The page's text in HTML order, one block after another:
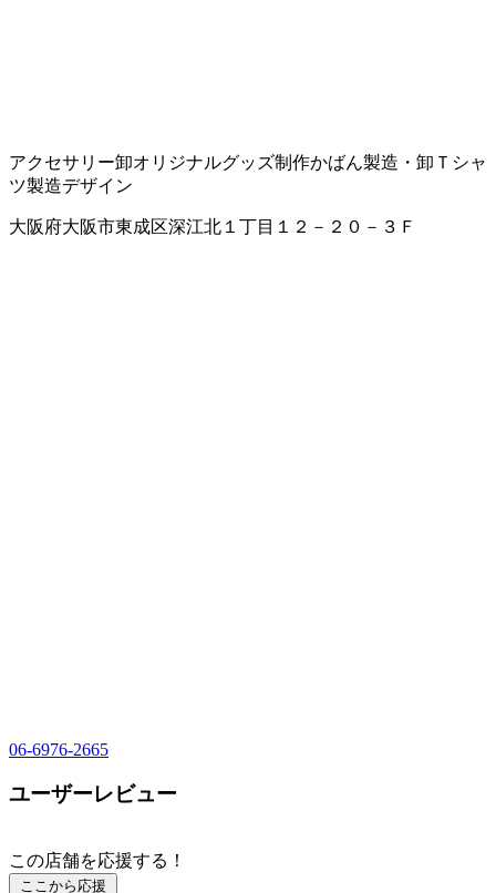
アクセサリー卸オリジナルグッズ制作かばん製造・卸 Ｔシャ
ツ製造デザイン
大阪府大阪市東成区深江北１丁目１２－２０－３Ｆ
06-6976-2665
ユーザーレビュー
この店舗を応援する！
ここから応援